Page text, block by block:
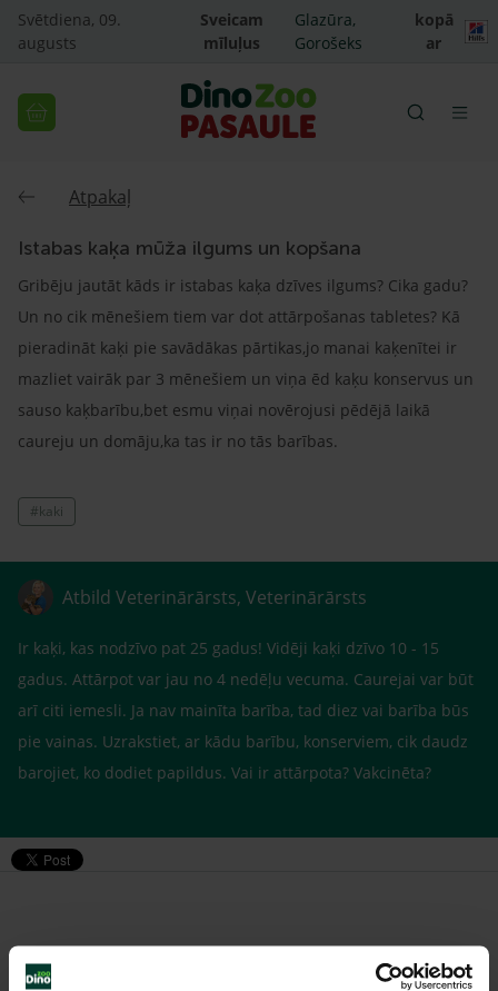
Svētdiena, 09.
augusts
Sveicam
mīluļus
Glazūra,
Gorošeks
kopā
ar
Atpakaļ
Istabas kaķa mūža ilgums un kopšana
Gribēju jautāt kāds ir istabas kaķa dzīves ilgums? Cika gadu?
Un no cik mēnešiem tiem var dot attārpošanas tabletes? Kā
pieradināt kaķi pie savādākas pārtikas,jo manai kaķenītei ir
mazliet vairāk par 3 mēnešiem un viņa ēd kaķu konservus un
sauso kaķbarību,bet esmu viņai novērojusi pēdējā laikā
caureju un domāju,ka tas ir no tās barības.
#kaki
Atbild Veterinārārsts, Veterinārārsts
Ir kaķi, kas nodzīvo pat 25 gadus! Vidēji kaķi dzīvo 10 - 15
gadus. Attārpot var jau no 4 nedēļu vecuma. Caurejai var būt
arī citi iemesli. Ja nav mainīta barība, tad diez vai barība būs
pie vainas. Uzrakstiet, ar kādu barību, konserviem, cik daudz
barojiet, ko dodiet papildus. Vai ir attārpota? Vakcinēta?
Līdzīgi jautājumi